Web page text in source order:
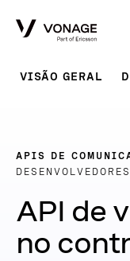
VISÃO GERAL
APIS DE
DESENVOLVEDORES
API de
no